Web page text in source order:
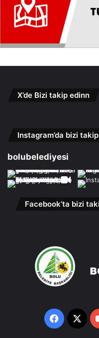
X’de Bizi takip edinn
Instagram’da bizi
bolubelediyesi
Facebook’ta bizi
X